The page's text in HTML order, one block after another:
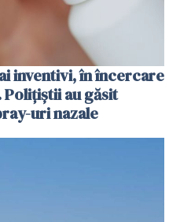
inventivi, în încercare
au găsit
uri nazale